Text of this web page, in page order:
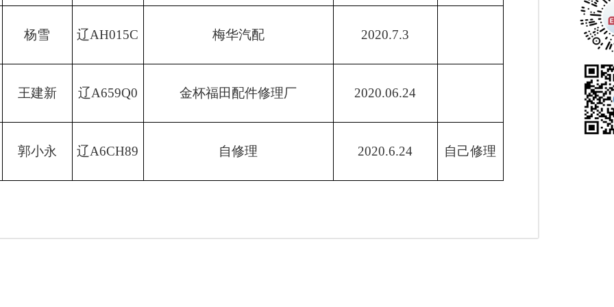
杨雪 辽AH015C 梅华汽配 2020.7.3
王建新 辽A659Q0 金杯福田配件修理厂 2020.06.24
郭小永 辽A6CH89 自修理 2020.6.24 自己修理